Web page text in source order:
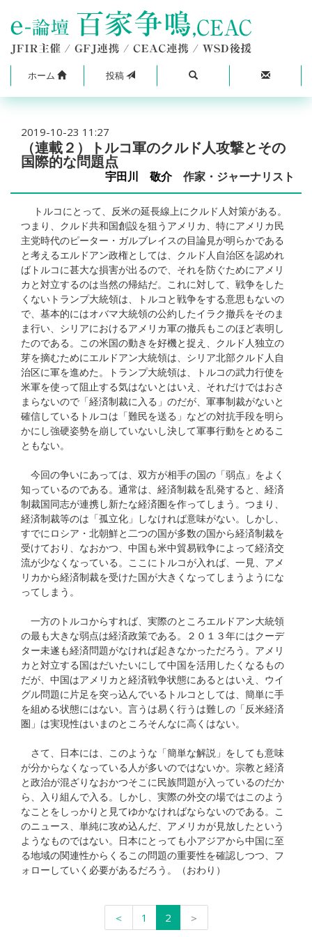
ホーム 投稿
2019-10-23 11:27
（連載２）トルコ軍のクルド人攻撃とその
国際的な問題点
宇田川 敬介作家・ジャーナリスト
トルコにとって、反米の延長線上にクルド人対策がある。
つまり、クルド共和国創設を狙うアメリカ、特にアメリカ民
主党時代のピーター・ガルブレイスの目論見が明らかである
と考えるエルドアン政権としては、クルド人自治区を認めれ
ばトルコに甚大な損害が出るので、それを防ぐためにアメリ
カと対立するのは当然の帰結だ。これに対して、戦争をした
くないトランプ大統領は、トルコと戦争をする意思もないの
で、基本的にはオバマ大統領の公約したイラク撤兵をそのま
ま行い、シリアにおけるアメリカ軍の撤兵もこのほど表明し
たのである。この米国の動きを好機と捉え、クルド人独立の
芽を摘むためにエルドアン大統領は、シリア北部クルド人自
治区に軍を進めた。トランプ大統領は、トルコの武力行使を
米軍を使って阻止する気はないとはいえ、それだけではおさ
まらないので「経済制裁に入る」のだが、軍事制裁がないと
確信しているトルコは「難民を送る」などの対抗手段を明ら
かにし強硬姿勢を崩していないし決して軍事行動をとめるこ
ともない。
今回の争いにあっては、双方が相手の国の「弱点」をよく
知っているのである。通常は、経済制裁を乱発すると、経済
制裁国同志が連携し新たな経済圏を作ってしまう。つまり、
経済制裁等のは「孤立化」しなければ意味がない。しかし、
すでにロシア・北朝鮮と二つの国が多数の国から経済制裁を
受けており、なおかつ、中国も米中貿易戦争によって経済交
流が少なくなっている。ここにトルコが入れば、一見、アメ
リカから経済制裁を受けた国が大きくなってしまうようにな
ってしまう。
一方のトルコからすれば、実際のところエルドアン大統領
の最も大きな弱点は経済政策である。２０１３年にはクーデ
ター未遂も経済問題がなければ起きなかっただろう。アメリ
カと対立する国はだいたいにして中国を活用したくなるもの
だが、中国はアメリカと経済戦争状態にあるとはいえ、ウイ
グル問題に片足を突っ込んでいるトルコとしては、簡単に手
を組める状態にはない。言うは易く行うは難しの「反米経済
圏」は実現性はいまのところそんなに高くはない。
さて、日本には、このような「簡単な解説」をしても意味
が分からなくなっている人が多いのではないか。宗教と経済
と政治が混ざりなおかつそこに民族問題が入っているのだか
ら、入り組んで入る。しかし、実際の外交の場ではこのよう
なことをしっかりと見てゆかなければならないのである。こ
のニュース、単純に攻め込んだ、アメリカが見放したという
ようなものではない。日本にとっても小アジアから中国に至
る地域の関連性からくるこの問題の重要性を確認しつつ、フ
ォローしていく必要があるだろう。（おわり）
＜ 1 2 ＞